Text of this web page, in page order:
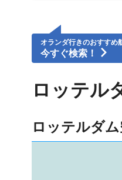
オランダ行きのおすすめ
今すぐ検索！
ロッテル
ロッテルダ